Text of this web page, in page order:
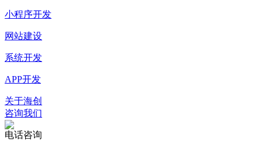
小程序开发
网站建设
系统开发
APP开发
关于海创
咨询我们
电话咨询